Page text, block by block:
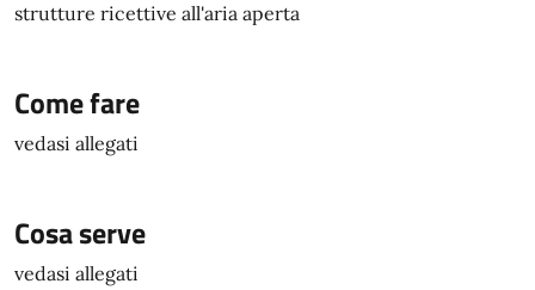
strutture ricettive all'aria aperta
Come fare
vedasi allegati
Cosa serve
vedasi allegati